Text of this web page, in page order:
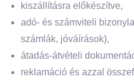
kiszállításra előkészítve,
adó- és számviteli
számlák, jóváírások),
átadás-átvételi
reklamáció és azzal